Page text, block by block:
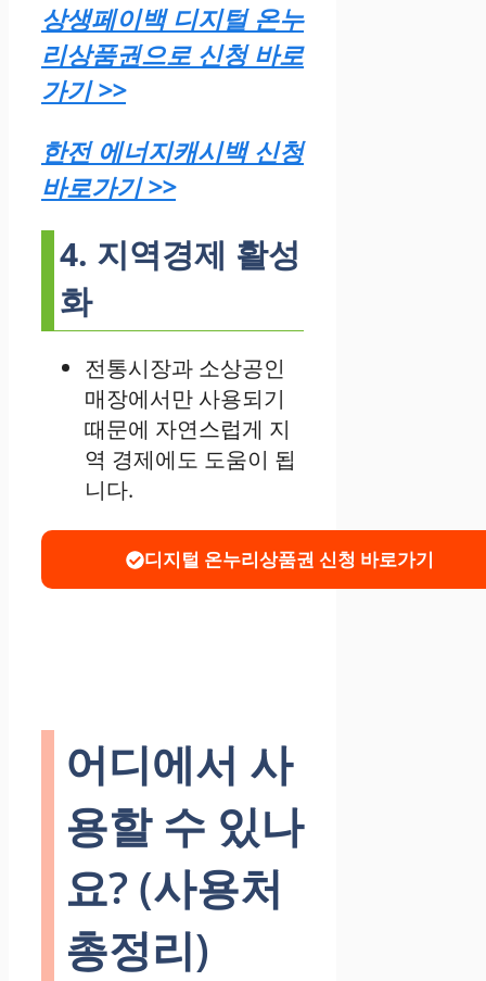
상생페이백 디지털 온누
리상품권으로 신청 바로
가기 >>
한전 에너지캐시백 신청
바로가기 >>
4. 지역경제 활성
화
전통시장과 소상공인
매장에서만 사용되기
때문에 자연스럽게 지
역 경제에도 도움이 됩
니다.
디지털 온누리상품권 신청 바로가기
어디에서 사
용할 수 있나
요? (사용처
총정리)